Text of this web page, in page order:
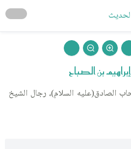
الصادق(عليه السلام)، رجال الشيخ